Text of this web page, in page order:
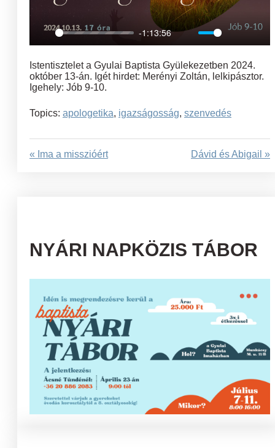
Play
-1:13:56
Mute Settings
Istentisztelet a Gyulai Baptista Gyülekezetben 2024.
október 13-án. Igét hirdet: Merényi Zoltán, lelkipásztor.
Igehely: Jób 9-10.
Topics: apologetika, igazságosság, szenvedés
« Ima a misszióért Dávid és Abigail »
NYÁRI NAPKÖZIS TÁBOR